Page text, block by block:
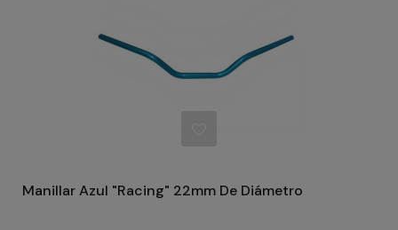
Manillar Azul "Racing" 22mm De Diámetro